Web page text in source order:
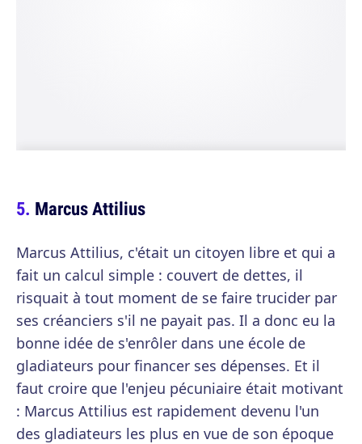
Marcus Attilius
Marcus Attilius, c'était un citoyen libre et qui a
fait un calcul simple : couvert de dettes, il
risquait à tout moment de se faire trucider par
ses créanciers s'il ne payait pas. Il a donc eu la
bonne idée de s'enrôler dans une école de
gladiateurs pour financer ses dépenses. Et il
faut croire que l'enjeu pécuniaire était motivant
: Marcus Attilius est rapidement devenu l'un
des gladiateurs les plus en vue de son époque